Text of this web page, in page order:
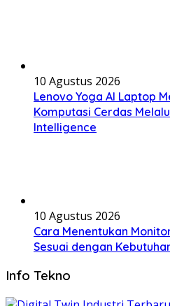
10 Agustus 2026
Lenovo Yoga AI Laptop
Komputasi Cerdas
Intelligence
10 Agustus 2026
Cara Menentukan
Sesuai dengan
Info Tekno